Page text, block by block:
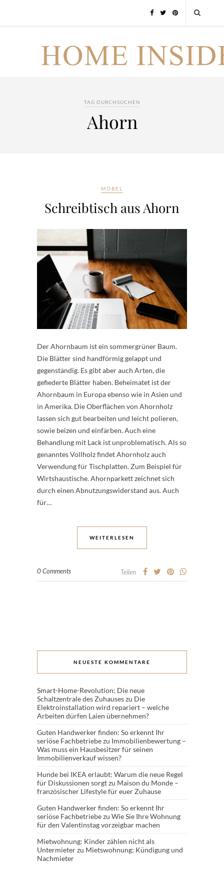
TAG DURCHSUCHEN
Ahorn
MÖBEL
Schreibtisch aus Ahorn
Der Ahornbaum ist ein sommergrüner Baum.
Die Blätter sind handförmig gelappt und
gegenständig. Es gibt aber auch Arten, die
gefiederte Blätter haben. Beheimatet ist der
Ahornbaum in Europa ebenso wie in Asien und
in Amerika. Die Oberflächen von Ahornholz
lassen sich gut bearbeiten und leicht polieren,
sowie beizen und einfärben. Auch eine
Behandlung mit Lack ist unproblematisch. Als so
genanntes Vollholz findet Ahornholz auch
Verwendung für Tischplatten. Zum Beispiel für
Wirtshaustische. Ahornparkett zeichnet sich
durch einen Abnutzungswiderstand aus. Auch
für…
WEITERLESEN
0 Comments Teilen
NEUESTE KOMMENTARE
Smart-Home-Revolution: Die neue
Schaltzentrale des Zuhauseszu Die
Elektroinstallation wird repariert – welche
Arbeiten dürfen Laien übernehmen?
Guten Handwerker finden: So erkennt Ihr
seriöse Fachbetriebezu Immobilienbewertung –
Was muss ein Hausbesitzer für seinen
Immobilienverkauf wissen?
Hunde bei IKEA erlaubt: Warum die neue Regel
für Diskussionen sorgtzu Maison du Monde –
französischer Lifestyle für euer Zuhause
Guten Handwerker finden: So erkennt Ihr
seriöse Fachbetriebezu Wie Sie Ihre Wohnung
für den Valentinstag vorzeigbar machen
Mietwohnung: Kinder zählen nicht als
Untermieterzu Mietswohnung: Kündigung und
Nachmieter